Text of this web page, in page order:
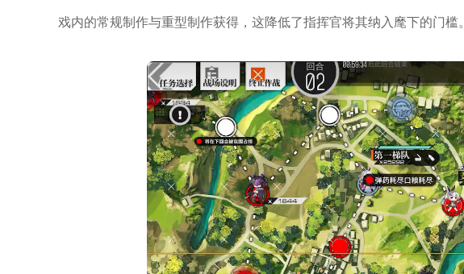
戏内的常规制作与重型制作获得，这降低了指挥官将其纳入麾下的门槛。